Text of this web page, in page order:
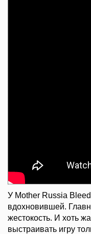
У Mother Russia
вдохновившей.
жестокость. И хоть
выстраивать игру